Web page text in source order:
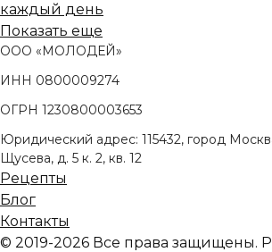
каждый день
Показать еще
ООО «МОЛОДЕЙ»
ИНН 0800009274
ОГРН 1230800003653
Юридический адрес: 115432, город
Щусева, д. 5 к. 2, кв. 12
Рецепты
Блог
Контакты
© 2019-2026 Все права защищены.